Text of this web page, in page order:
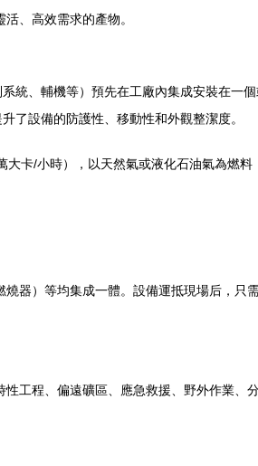
、高效需求的產物。
統、輔機等）預先在工廠內集成安裝在一
了設備的防護性、移動性和外觀整潔度。
大卡/小時），以天然氣或液化石油氣為燃
器）等均集成一體。設備運抵現場后，只
工程、偏遠礦區、應急救援、野外作業、